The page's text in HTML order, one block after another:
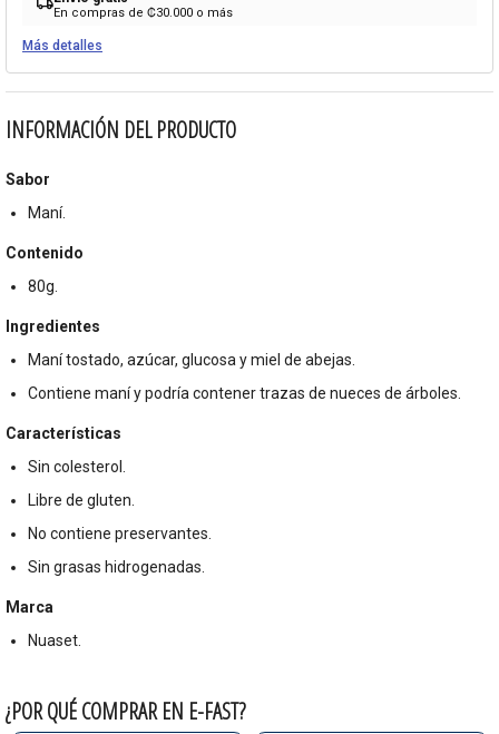
local_shippingEn compras de ₡30.000 o más
Más detalles
INFORMACIÓN DEL PRODUCTO
Sabor
Maní.
Contenido
80g.
Ingredientes
Maní tostado, azúcar, glucosa y miel de abejas.
Contiene maní y podría contener trazas de nueces de árboles.
Características
Sin colesterol.
Libre de gluten.
No contiene preservantes.
Sin grasas hidrogenadas.
Marca
Nuaset.
¿POR QUÉ COMPRAR EN E-FAST?